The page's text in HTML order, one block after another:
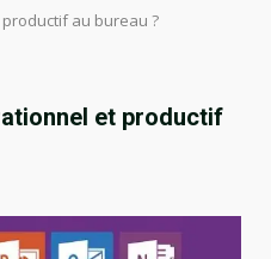
au bureau ?
et productif